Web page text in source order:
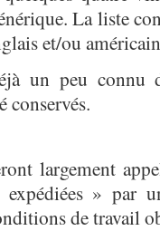
La liste
et/ou
un peu connu
conservés.
largement
» par
de travail